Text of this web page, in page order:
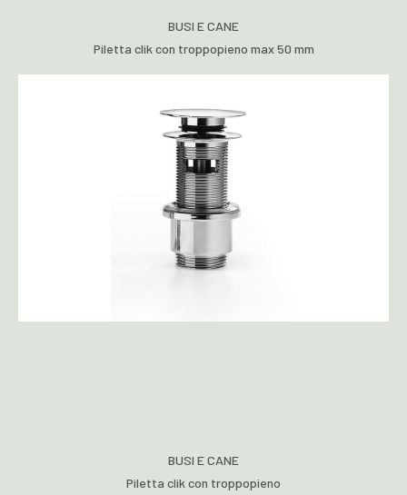
BUSI E CANE
Piletta clik con troppopieno max 50 mm
BUSI E CANE
Piletta clik con troppopieno